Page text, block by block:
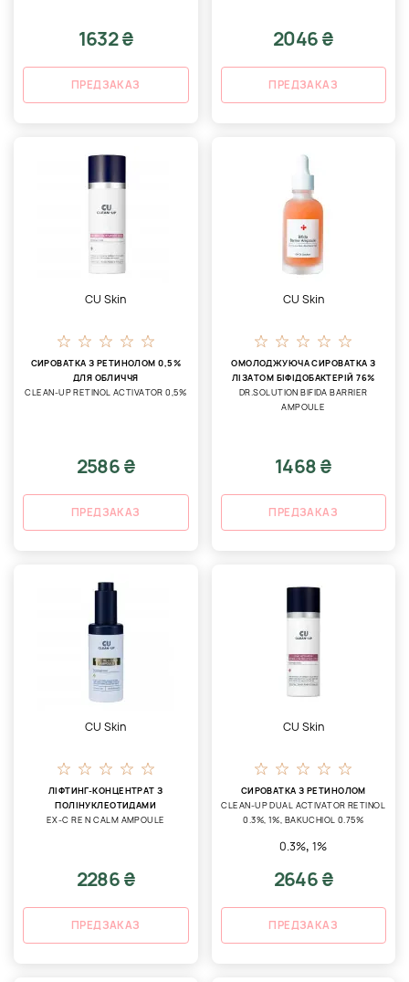
1632 ₴
ПРЕДЗАКАЗ
2046 ₴
ПРЕДЗАКАЗ
CU Skin
СИРОВАТКА З РЕТИНОЛОМ 0,5%
ДЛЯ ОБЛИЧЧЯ
CLEAN-UP RETINOL ACTIVATOR 0,5%
2586 ₴
ПРЕДЗАКАЗ
CU Skin
ОМОЛОДЖУЮЧА СИРОВАТКА З
ЛІЗАТОМ БІФІДОБАКТЕРІЙ 76%
DR.SOLUTION BIFIDA BARRIER
AMPOULE
1468 ₴
ПРЕДЗАКАЗ
CU Skin
ЛІФТИНГ-КОНЦЕНТРАТ З
ПОЛІНУКЛЕОТИДАМИ
EX-C RE N CALM AMPOULE
2286 ₴
ПРЕДЗАКАЗ
CU Skin
СИРОВАТКА З РЕТИНОЛОМ
CLEAN-UP DUAL ACTIVATOR RETINOL
0.3%, 1%, BAKUCHIOL 0.75%
0.3%,1%
2646 ₴
ПРЕДЗАКАЗ